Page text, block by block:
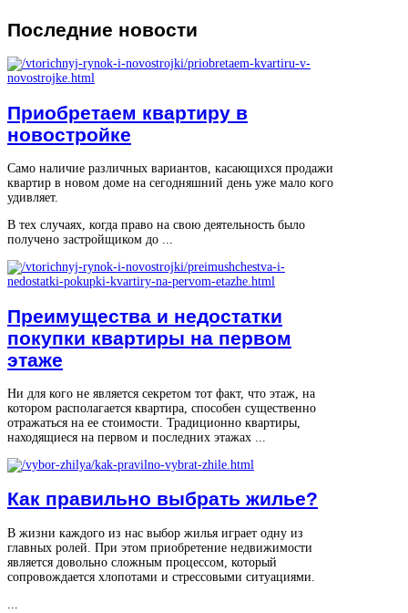
Последние новости
Приобретаем квартиру в
новостройке
Само наличие различных вариантов, касающихся продажи
квартир в новом доме на сегодняшний день уже мало кого
удивляет.
В тех случаях, когда право на свою деятельность было
получено застройщиком до ...
Преимущества и недостатки
покупки квартиры на первом
этаже
Ни для кого не является секретом тот факт, что этаж, на
котором располагается квартира, способен существенно
отражаться на ее стоимости. Традиционно квартиры,
находящиеся на первом и последних этажах ...
Как правильно выбрать жилье?
В жизни каждого из нас выбор жилья играет одну из
главных ролей. При этом приобретение недвижимости
является довольно сложным процессом, который
сопровождается хлопотами и стрессовыми ситуациями.